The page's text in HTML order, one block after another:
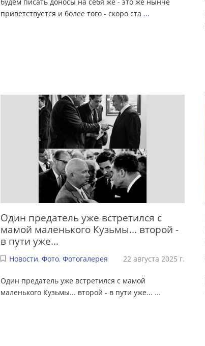
приветствуется и более того - скоро ста ...
Один предатель уже встретился с
мамой маленького Кузьмы... второй -
в пути уже...
Новости, Фото, Фотогалерея 22 августа 2025 г.
Один предатель уже встретился с мамой
маленького Кузьмы... второй - в пути уже... ...